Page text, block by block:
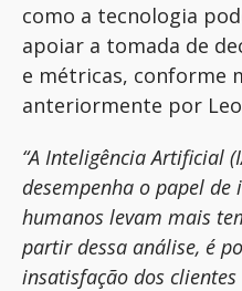
como a tecnologia
apoiar a tomada de
e métricas, conforme
anteriormente por
“A Inteligência Artificial
desempenha o papel
humanos levam mais
partir dessa análise, é
insatisfação dos